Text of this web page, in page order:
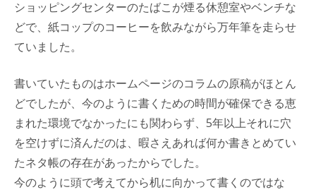
ショッピングセンターのたばこが煙る休憩室やベンチな
どで、紙コップのコーヒーを飲みながら万年筆を走らせ
ていました。
書いていたものはホームページのコラムの原稿がほとん
どでしたが、今のように書くための時間が確保できる恵
まれた環境でなかったにも関わらず、5年以上それに穴
を空けずに済んだのは、暇さえあれば何か書きとめてい
たネタ帳の存在があったからでした。
今のように頭で考えてから机に向かって書くのではな